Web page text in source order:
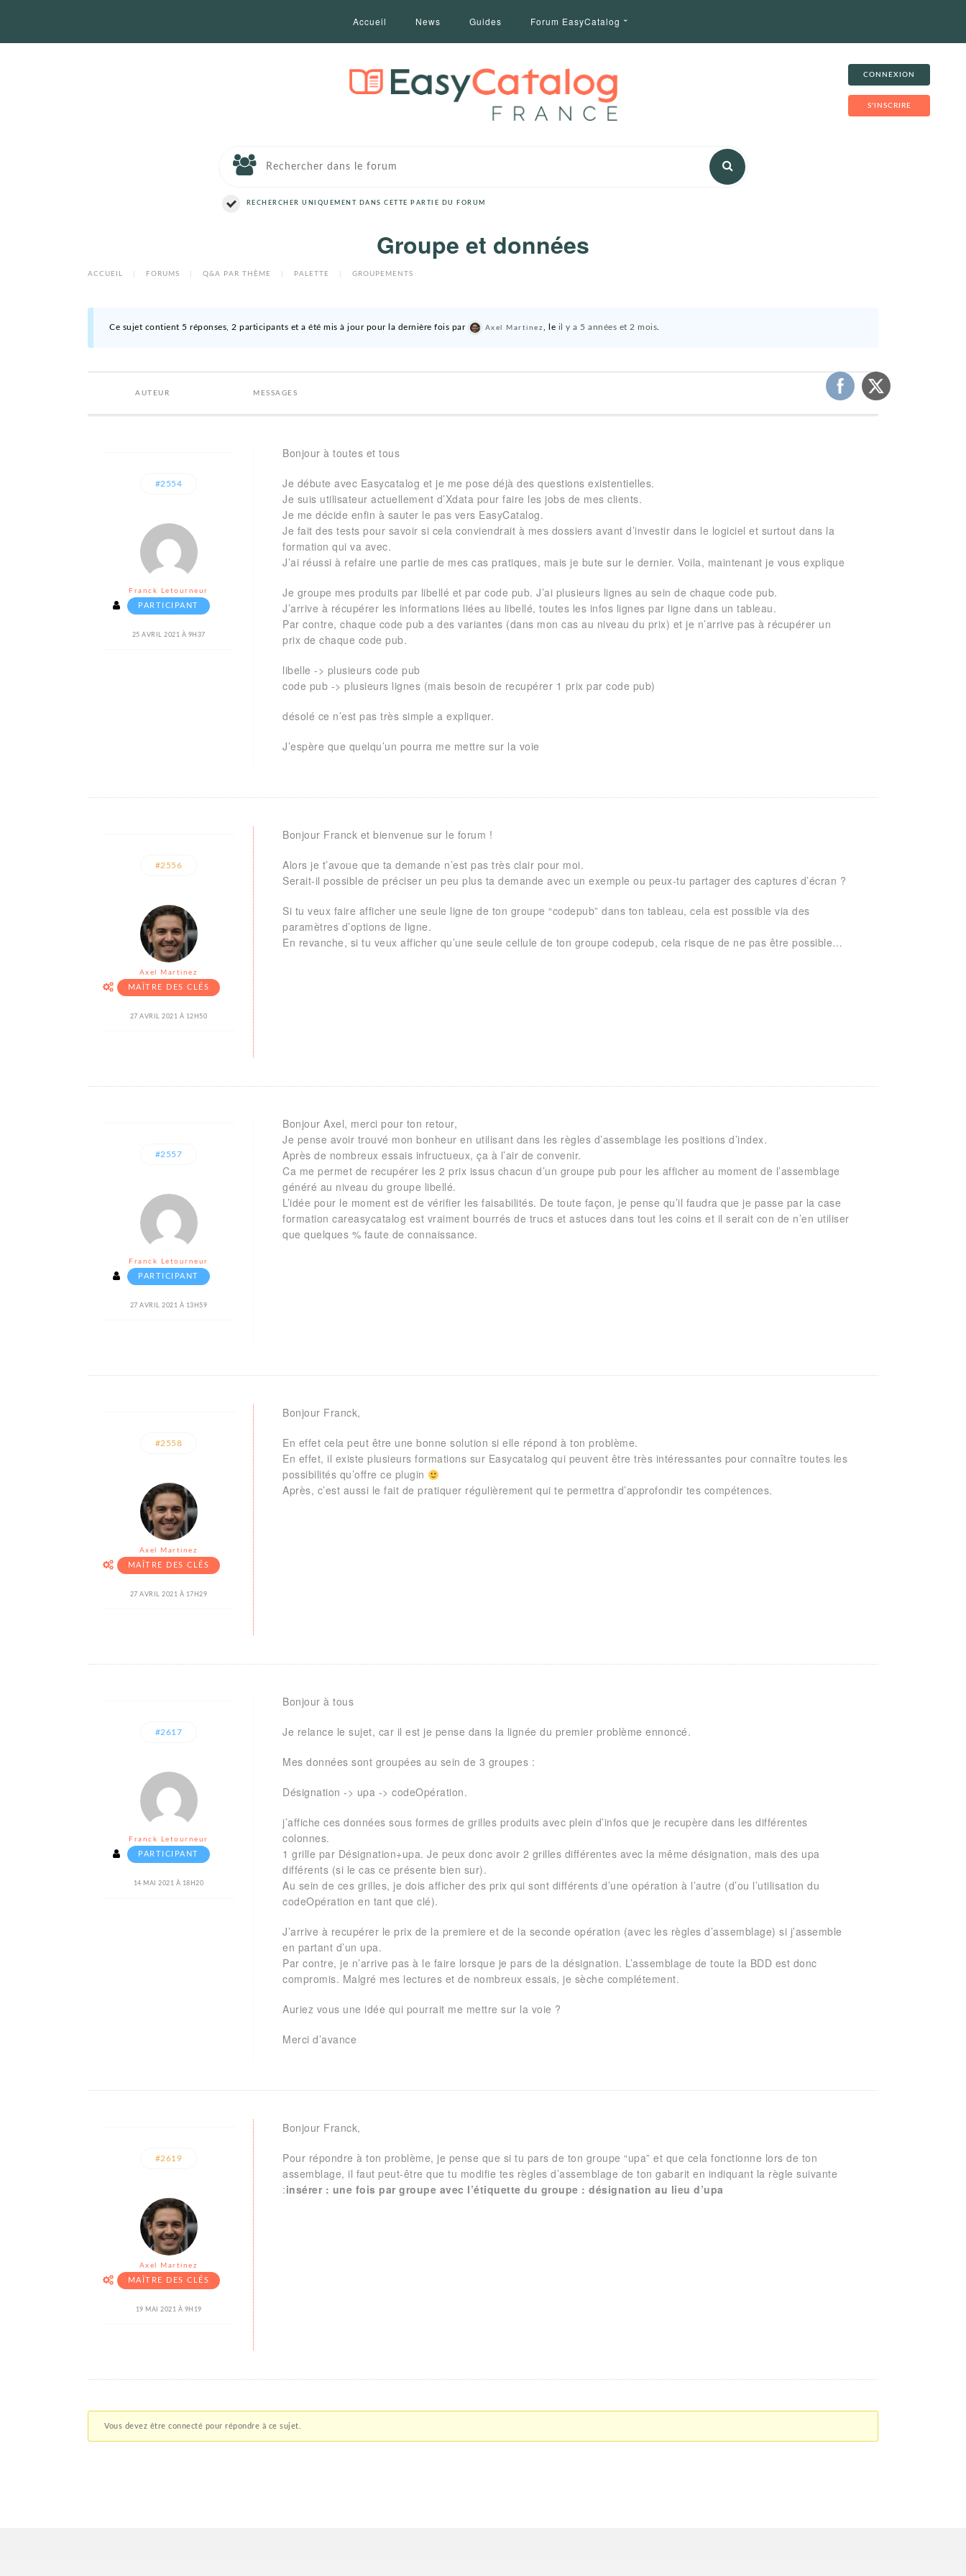
Accueil News Guides Forum EasyCatalog
CONNEXION
S'INSCRIRE
RECHERCHER UNIQUEMENT DANS CETTE PARTIE DU FORUM
Groupe et données
ACCUEIL FORUMS Q&A PAR THÈME PALETTE GROUPEMENTS
Ce sujet contient 5 réponses, 2 participants et a été mis à jour pour la dernière fois par Axel Martinez , le il y a 5 années et 2 mois.
AUTEUR MESSAGES
#2554
Franck Letourneur
PARTICIPANT
25 AVRIL 2021 À 9H37
Bonjour à toutes et tous
Je débute avec Easycatalog et je me pose déjà des questions existentielles.
Je suis utilisateur actuellement d’Xdata pour faire les jobs de mes clients.
Je me décide enfin à sauter le pas vers EasyCatalog.
Je fait des tests pour savoir si cela conviendrait à mes dossiers avant d’investir dans le logiciel et surtout dans la
formation qui va avec.
J’ai réussi à refaire une partie de mes cas pratiques, mais je bute sur le dernier. Voila, maintenant je vous explique
Je groupe mes produits par libellé et par code pub. J’ai plusieurs lignes au sein de chaque code pub.
J’arrive à récupérer les informations liées au libellé, toutes les infos lignes par ligne dans un tableau.
Par contre, chaque code pub a des variantes (dans mon cas au niveau du prix) et je n’arrive pas à récupérer un
prix de chaque code pub.
libelle -> plusieurs code pub
code pub -> plusieurs lignes (mais besoin de recupérer 1 prix par code pub)
désolé ce n’est pas très simple a expliquer.
J’espère que quelqu’un pourra me mettre sur la voie
#2556
Axel Martinez
MAÎTRE DES CLÉS
27 AVRIL 2021 À 12H50
Bonjour Franck et bienvenue sur le forum !
Alors je t’avoue que ta demande n’est pas très clair pour moi.
Serait-il possible de préciser un peu plus ta demande avec un exemple ou peux-tu partager des captures d’écran ?
Si tu veux faire afficher une seule ligne de ton groupe “codepub” dans ton tableau, cela est possible via des
paramètres d’options de ligne.
En revanche, si tu veux afficher qu’une seule cellule de ton groupe codepub, cela risque de ne pas être possible…
#2557
Franck Letourneur
PARTICIPANT
27 AVRIL 2021 À 13H59
Bonjour Axel, merci pour ton retour,
Je pense avoir trouvé mon bonheur en utilisant dans les règles d’assemblage les positions d’index.
Après de nombreux essais infructueux, ça à l’air de convenir.
Ca me permet de recupérer les 2 prix issus chacun d’un groupe pub pour les afficher au moment de l’assemblage
généré au niveau du groupe libellé.
L’idée pour le moment est de vérifier les faisabilités. De toute façon, je pense qu’il faudra que je passe par la case
formation careasycatalog est vraiment bourrés de trucs et astuces dans tout les coins et il serait con de n’en utiliser
que quelques % faute de connaissance.
#2558
Axel Martinez
MAÎTRE DES CLÉS
27 AVRIL 2021 À 17H29
Bonjour Franck,
En effet cela peut être une bonne solution si elle répond à ton problème.
En effet, il existe plusieurs formations sur Easycatalog qui peuvent être très intéressantes pour connaître toutes les
possibilités qu’offre ce plugin
Après, c’est aussi le fait de pratiquer régulièrement qui te permettra d’approfondir tes compétences.
#2617
Franck Letourneur
PARTICIPANT
14 MAI 2021 À 18H20
Bonjour à tous
Je relance le sujet, car il est je pense dans la lignée du premier problème ennoncé.
Mes données sont groupées au sein de 3 groupes :
Désignation -> upa -> codeOpération.
j’affiche ces données sous formes de grilles produits avec plein d’infos que je recupère dans les différentes
colonnes.
1 grille par Désignation+upa. Je peux donc avoir 2 grilles différentes avec la même désignation, mais des upa
différents (si le cas ce présente bien sur).
Au sein de ces grilles, je dois afficher des prix qui sont différents d’une opération à l’autre (d’ou l’utilisation du
codeOpération en tant que clé).
J’arrive à recupérer le prix de la premiere et de la seconde opération (avec les règles d’assemblage) si j’assemble
en partant d’un upa.
Par contre, je n’arrive pas à le faire lorsque je pars de la désignation. L’assemblage de toute la BDD est donc
compromis. Malgré mes lectures et de nombreux essais, je sèche complétement.
Auriez vous une idée qui pourrait me mettre sur la voie ?
Merci d’avance
#2619
Axel Martinez
MAÎTRE DES CLÉS
19 MAI 2021 À 9H19
Bonjour Franck,
Pour répondre à ton problème, je pense que si tu pars de ton groupe “upa” et que cela fonctionne lors de ton
assemblage, il faut peut-être que tu modifie tes règles d’assemblage de ton gabarit en indiquant la règle suivante
:insérer : une fois par groupe avec l’étiquette du groupe : désignation au lieu d’upa
Vous devez être connecté pour répondre à ce sujet.